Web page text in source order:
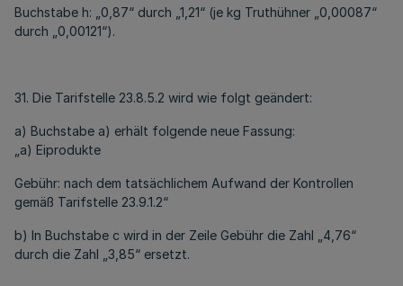
Buchstabe h: „0,87“ durch „1,21“ (je kg Truthühner „0,00087“
durch „0,00121“).
31. Die Tarifstelle 23.8.5.2 wird wie folgt geändert:
a) Buchstabe a) erhält folgende neue Fassung:
„a) Eiprodukte
Gebühr: nach dem tatsächlichem Aufwand der Kontrollen
gemäß Tarifstelle 23.9.1.2“
b) In Buchstabe c wird in der Zeile Gebühr die Zahl „4,76“
durch die Zahl „3,85“ ersetzt.